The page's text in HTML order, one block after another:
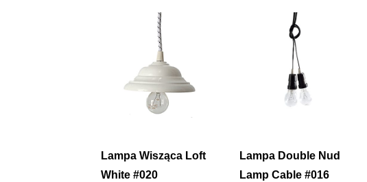
Lampa Wisząca Loft
White #020
Lampa Double Nud
Lamp Cable #016